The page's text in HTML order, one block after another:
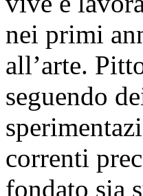
nei primi
all’arte.
seguendo
correnti
fondato sia